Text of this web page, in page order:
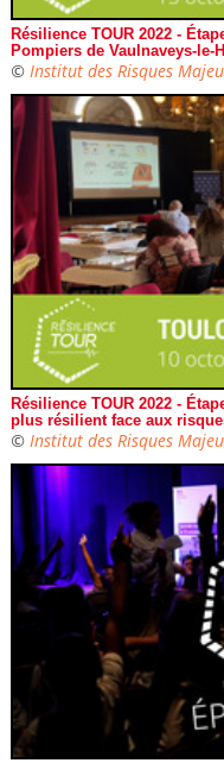
Résilience TOUR 2022 -
Pompiers de Vaulnaveys-le-
© Institut des Risques
Résilience TOUR 2022 -
plus résilient face aux
© Institut des Risques